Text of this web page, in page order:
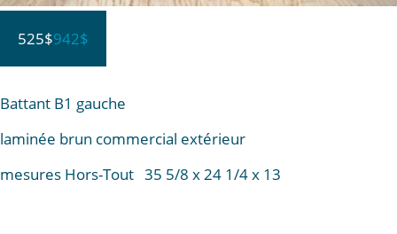
525$942$
Battant B1 gauche
laminée brun commercial extérieur
mesures Hors-Tout 35 5/8 x 24 1/4 x 13